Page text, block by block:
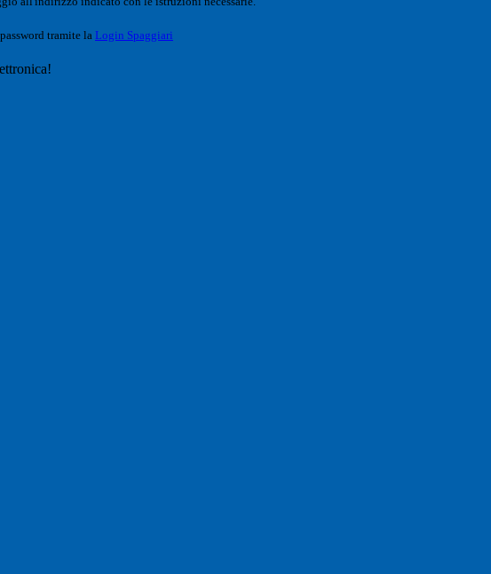
tramite la Login Spaggiari